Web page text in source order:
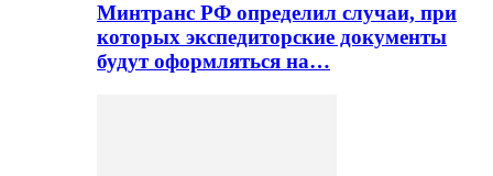
Минтранс РФ определил случаи, при
которых экспедиторские документы
будут оформляться на…